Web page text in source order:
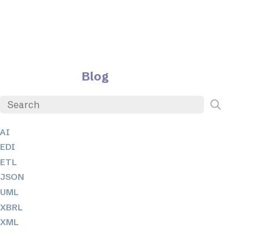
Blog
AI
EDI
ETL
JSON
UML
XBRL
XML